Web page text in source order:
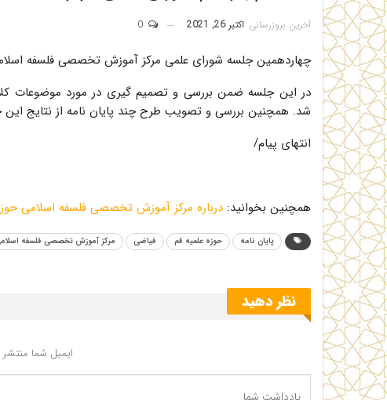
آخرین بروزرسانی اکتبر 26, 2021
چهاردهمین جلسه شورای علمی مرکز آموزش تخصصی فلسفه اسلامی در تاریخ 1400/
در این جلسه ضمن بررسی و تصمیم گیری در مورد موضوعات
شد. همچنین بررسی و تصویب طرح چند پایان نامه از نتایج این
انتهای پیام/
همچنین بخوانید: درباره مرکز آموزش تخصصی فلسفه اسلامی
پایان نامه حوزه علمیه قم فیاضی مرکز آموزش تخصصی فلسفه
نظر دهید
ایمیل شما